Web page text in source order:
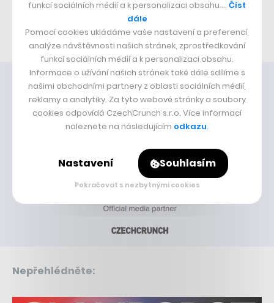
října v 18:00. Vstup je jako vždy zdarma a k účasti se
stačí zaregistrovat přes platformuEventbrite.
Nepřehlédněte:
funkcí sociálních médií a k personalizaci obsahu … Číst
dále
Pomocí cookies ukládáme vaše nastavení a preferencí,
analýze návštěvnosti našich stránek, zprostředkování
funkcí sociálních médií a k personalizaci obsahu.
Informace o užívání našich stránek také dále sdílíme s
našimi obchodními partnery z oblasti sociálních médií,
reklamy a analytiky. Za tyto webové stránky a soubory
cookies odpovídá CzechCrunch s.r.o. Více informací
naleznete na následujícím odkazu.
Nastavení Souhlasím
Pokračovat s nezbytnými cookies